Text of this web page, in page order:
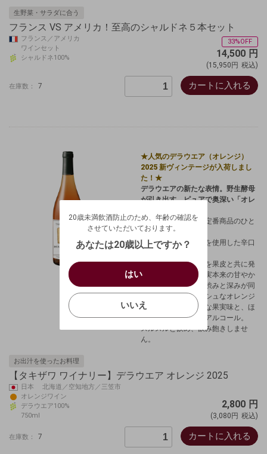
生野菜・サラダに合う
フランス VS アメリカ！至高のシャルドネ５本セット
フランス／アメリカ
ワインセット
シャルドネ100%
33%OFF
14,500 円
(15,950円 税込)
在庫数： 7 カートに入れる
★人気のデラウエア（オレンジ）
2025 新ヴィンテージが入荷しまし
た！★
デラウエアの新たな表情。野生酵母
が引き出す、ピュアで奥深い「オレ
タキザワワイナリー定番商品のひと
つ。
余市町産デラウェアを使用した辛口
完熟したデラウエアを果皮と共に発
酵させることで、果実本来の甘やか
な香りに、心地よい渋みと深みが同
調する、エネルギッシュなオレンジ
ワイン。
ジューシーな果実味と、ほ
どよいタンニンで低アルコール。
スルスルと飲め、飲み飽きしませ
ん。
お出汁を使ったお料理
【タキザワ ワイナリー】デラウエア オレンジ 2025
日本 北海道／空知地方／三笠市
オレンジワイン
デラウエア100%
750ml
2,800 円
(3,080円 税込)
在庫数： 7 カートに入れる
お買い物を続ける カートへ進む
20歳未満飲酒防止のため、年齢の確認を
させていただいております。
あなたは20歳以上ですか？
はい
いいえ
20歳未満飲酒防止のため、年齢の確認を
生年月日を入力してください。
西暦
/
確認する
ログアウトします。よろしいですか？